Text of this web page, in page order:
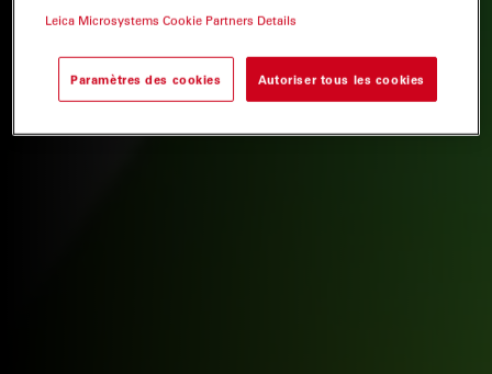
Leica Microsystems Cookie Partners Details
Paramètres des cookies Autoriser tous les cookies